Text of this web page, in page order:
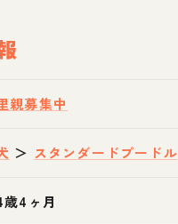
親募集中
＞ スタンダードプードル
歳4ヶ月